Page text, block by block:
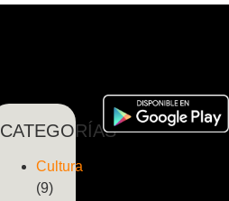
CATEGORÍAS
Cultura
(9)